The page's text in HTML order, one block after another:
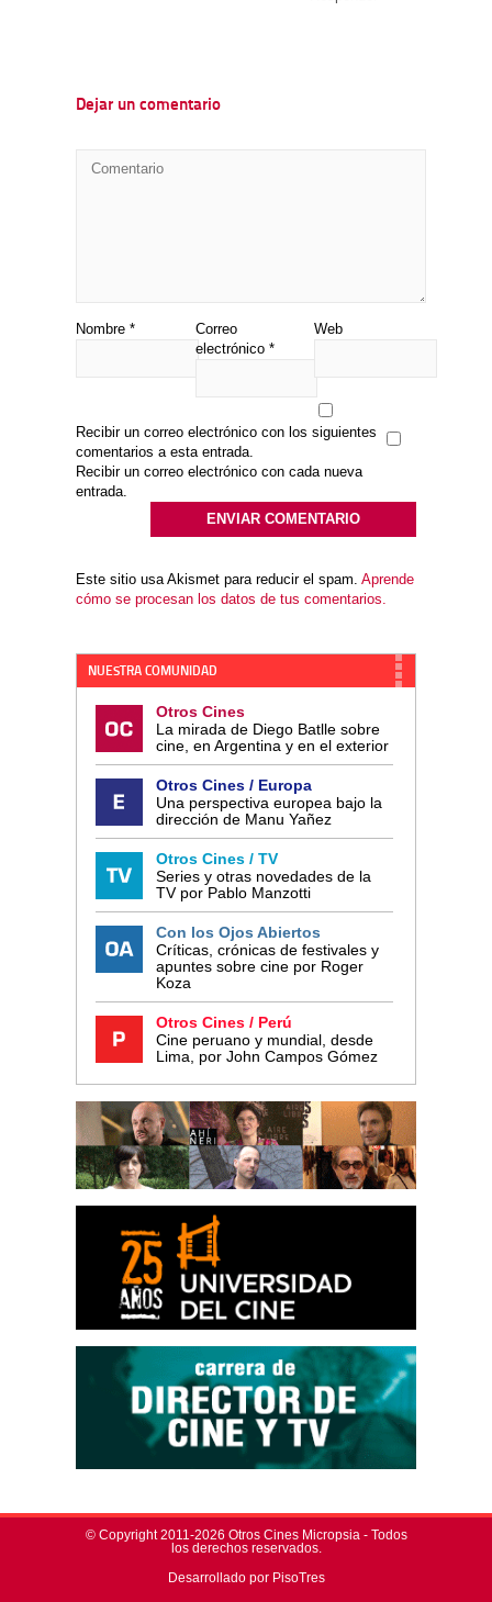
Dejar un comentario
Nombre *
Correo
electrónico *
Web
Recibir un correo electrónico con los siguientes
comentarios a esta entrada.
Recibir un correo electrónico con cada nueva
entrada.
Este sitio usa Akismet para reducir el spam. Aprende
cómo se procesan los datos de tus comentarios.
NUESTRA COMUNIDAD
Otros Cines
La mirada de Diego Batlle sobre
cine, en Argentina y en el exterior
Otros Cines / Europa
Una perspectiva europea bajo la
dirección de Manu Yañez
Otros Cines / TV
Series y otras novedades de la
TV por Pablo Manzotti
Con los Ojos Abiertos
Críticas, crónicas de festivales y
apuntes sobre cine por Roger
Koza
Otros Cines / Perú
Cine peruano y mundial, desde
Lima, por John Campos Gómez
© Copyright 2011-2026 Otros Cines Micropsia - Todos
los derechos reservados.
Desarrollado por PisoTres